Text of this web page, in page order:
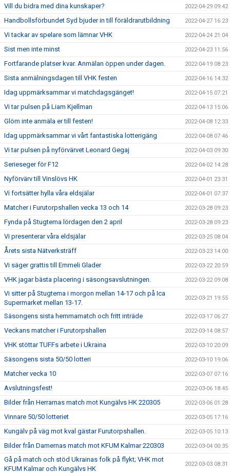
Vill du bidra med dina kunskaper? 2022-04-29 09:42
Handbollsförbundet Syd bjuder in till föräldrarutbildning 2022-04-27 16:23
Vi tackar av spelare som lämnar VHK 2022-04-24 21:04
Sist men inte minst 2022-04-23 11:56
Fortfarande platser kvar. Anmälan öppen under dagen. 2022-04-19 08:23
Sista anmälningsdagen till VHK festen 2022-04-16 14:32
Idag uppmärksammar vi matchdagsgänget! 2022-04-15 07:21
Vi tar pulsen på Liam Kjellman 2022-04-13 15:06
Glöm inte anmäla er till festen! 2022-04-08 12:33
Idag uppmärksammar vi vårt fantastiska lotterigäng 2022-04-08 07:46
Vi tar pulsen på nyförvärvet Leonard Gegaj 2022-04-03 09:30
Serieseger för F12 2022-04-02 14:28
Nyförvärv till Vinslövs HK 2022-04-01 23:31
Vi fortsätter hylla våra eldsjälar 2022-04-01 07:37
Matcher i Furutorpshallen vecka 13 och 14 2022-03-28 09:23
Fynda på Stugtema lördagen den 2 april 2022-03-28 09:23
Vi presenterar våra eldsjälar 2022-03-25 08:04
Årets sista Nätverksträff 2022-03-23 14:00
Vi säger grattis till Emmeli Glader 2022-03-22 20:59
VHK jagar bästa placering i säsongsavslutningen. 2022-03-22 09:08
Vi sitter på Stugtema i morgon mellan 14-17 och på Ica
Supermarket mellan 13-17.
2022-03-21 19:55
Säsongens sista hemmamatch och fritt inträde 2022-03-17 06:27
Veckans matcher i Furutorpshallen 2022-03-14 08:57
VHK stöttar TUFFs arbete i Ukraina 2022-03-10 20:09
Säsongens sista 50/50 lotteri 2022-03-10 19:06
Matcher vecka 10 2022-03-07 07:16
Avslutningsfest! 2022-03-06 18:45
Bilder från Herrarnas match mot Kungälvs HK 220305 2022-03-06 01:28
Vinnare 50/50 lotteriet 2022-03-05 17:16
Kungälv på väg mot kval gästar Furutorpshallen. 2022-03-05 10:13
Bilder från Damernas match mot KFUM Kalmar 220303 2022-03-04 00:35
Gå på match och stöd Ukrainas folk på flykt; VHK mot
KFUM Kalmar och Kungälvs HK
2022-03-03 08:31